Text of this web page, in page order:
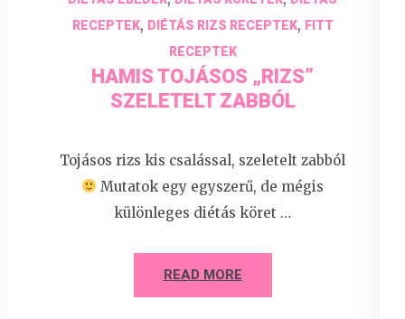
RECEPTEK, DIÉTÁS RIZS RECEPTEK, FITT
RECEPTEK
HAMIS TOJÁSOS „RIZS”
SZELETELT ZABBÓL
Tojásos rizs kis csalással, szeletelt zabból
Mutatok egy egyszerű, de mégis
különleges diétás köret …
READ MORE